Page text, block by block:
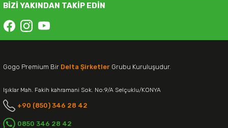
BİZİ YAKINDAN TAKİP EDİN
Gogo Premium Bir Delta Şirketler Grubu Kuruluşudur.
Işıklar Mah. Fakih kahramani Sok. No:9/A Selçuklu/KONYA
+90 (850) 346 28 42
0850 346 28 42